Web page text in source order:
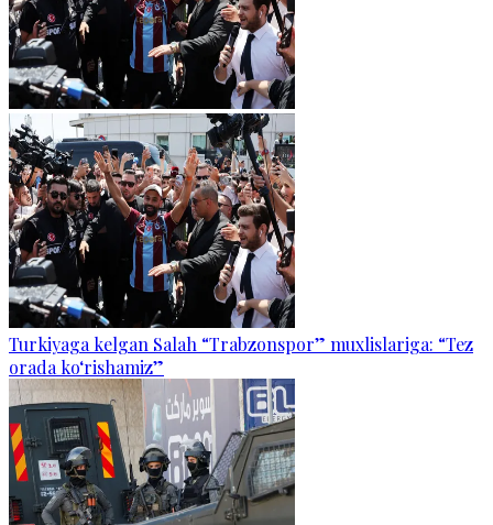
Turkiyaga kelgan Salah “Trabzonspor” muxlislariga: “Tez
orada ko‘rishamiz”